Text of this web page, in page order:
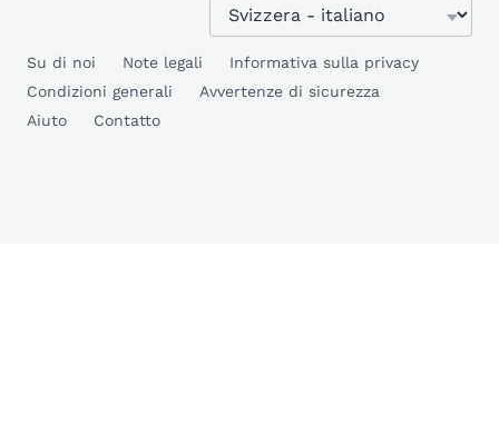
Su di noi Note legali
Informativa sulla privacy
Condizioni generali
Avvertenze di sicurezza
Aiuto
Contatto